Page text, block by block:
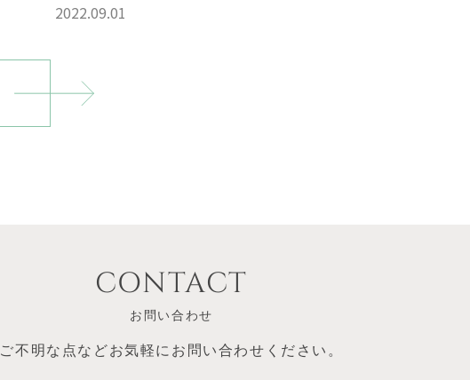
2022.09.01
CONTACT
お問い合わせ
ご不明な点などお気軽にお問い合わせください。